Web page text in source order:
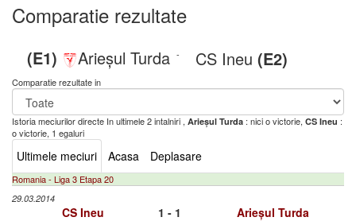
Comparatie rezultate
(E1) Arieșul Turda - CS Ineu (E2)
Comparatie rezultate in
Istoria meciurilor directe In ultimele 2 intalniri , Arieșul Turda : nici o victorie, CS Ineu :
o victorie, 1 egaluri
Ultimele meciuri Acasa Deplasare
Romania - Liga 3 Etapa 20
29.03.2014
CS Ineu 1 - 1 Arieșul Turda